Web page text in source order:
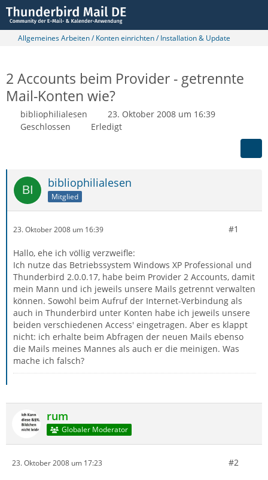
Allgemeines Arbeiten / Konten einrichten / Installation & Update
2 Accounts beim Provider - getrennte
Mail-Konten wie?
bibliophilialesen
23. Oktober 2008 um 16:39
Geschlossen
Erledigt
bibliophilialesen
Mitglied
23. Oktober 2008 um 16:39 #1
Hallo, ehe ich völlig verzweifle:
Ich nutze das Betriebssystem Windows XP Professional und
Thunderbird 2.0.0.17, habe beim Provider 2 Accounts, damit
mein Mann und ich jeweils unsere Mails getrennt verwalten
können. Sowohl beim Aufruf der Internet-Verbindung als
auch in Thunderbird unter Konten habe ich jeweils unsere
beiden verschiedenen Access' eingetragen. Aber es klappt
nicht: ich erhalte beim Abfragen der neuen Mails ebenso
die Mails meines Mannes als auch er die meinigen. Was
mache ich falsch?
rum
Globaler Moderator
23. Oktober 2008 um 17:23 #2